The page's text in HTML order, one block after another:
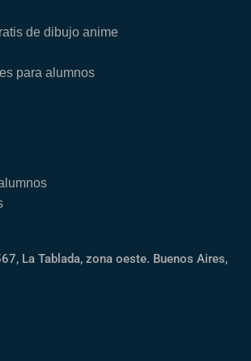
de dibujo anime
para alumnos
La Tablada, zona oeste. Buenos Aires,